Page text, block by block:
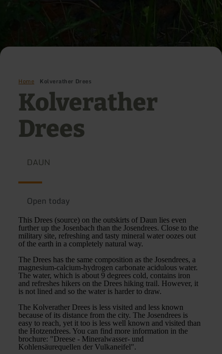
Home Kolverather Drees
Kolverather
Drees
DAUN
Open today
This Drees (source) on the outskirts of Daun lies even
further up the Josenbach than the Josendrees. Close to the
military site, refreshing and tasty mineral water oozes out
of the earth in a completely natural way.
The Drees has the same composition as the Josendrees, a
magnesium-calcium-hydrogen carbonate acidulous water.
The water, which is about 9 degrees cold, contains iron
and refreshes hikers on the Drees hiking trail. However, it
is not lined and so the water is harder to draw.
The Kolverather Drees is less visited and less known
because of its distance from the city. The Josendrees is
easy to reach, yet it too is less well known and visited than
the Hotzendrees. You can find more information in the
brochure: "Dreese - Mineralwasser- und
Kohlensäurequellen der Vulkaneifel".